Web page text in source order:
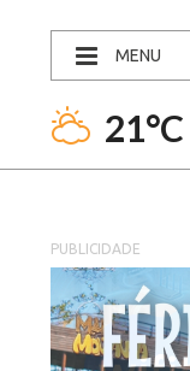
MENU
21°C
PUBLICIDADE